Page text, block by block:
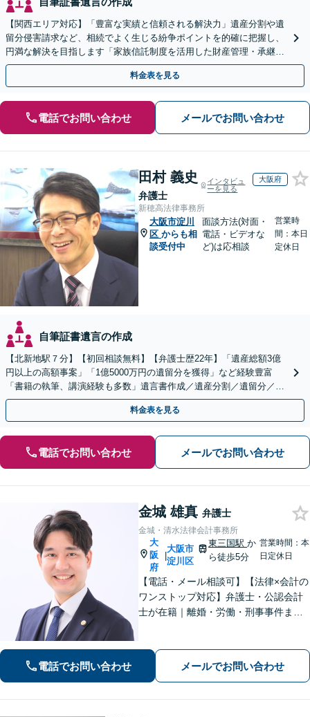
【関西エリア対応】「豊富な実績と信頼される解決力」遺産分割や遺
留分侵害請求など、相続でよく生じる紛争ポイントを的確に把握し、
円満な解決を目指します「家族信託制度を活用した財産管理・承継プ
ランのご提案」「次世代へ想いを託す円滑な事業承継」
料金表を見る
電話でお問い合わせ メールでお問い合わせ
田村 義史
弁護士
インタビュ
ーを見る
大阪府
新穂高法律事務所
大阪市淀川
区 からも相
談受付中
面談方法(対面・
電話・ビデオな
ど)は応相談
営業時
間：本日
定休日
自筆証書遺言の作成
【北新地駅７分】【初回相談無料】【弁護士歴22年】「遺産総額3億
円以上の高額事案」「1億5000万円の遺留分を獲得」など経験豊富
「書籍の執筆、講演経験も多数」遺言書作成／遺産分割／遺留分／相
続放棄など【休日・夜間面談可】【完全個室対応】
料金表を見る
電話でお問い合わせ メールでお問い合わせ
金城 雄真 弁護士
金城・清水法律会計事務所
大
阪
府
|
大阪市
淀川区
東三国駅か
ら徒歩5分
営業時間：本
日定休日
【電話・メール相談可】【法律×会計の
ワンストップ対応】弁護士・公認会計
士が在籍｜離婚・労働・刑事事件まで
をご提案します
電話でお問い合わせ メールでお問い合わせ